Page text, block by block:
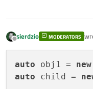
Offline
sierdzio MODERATORS
auto obj1 = new
auto child =